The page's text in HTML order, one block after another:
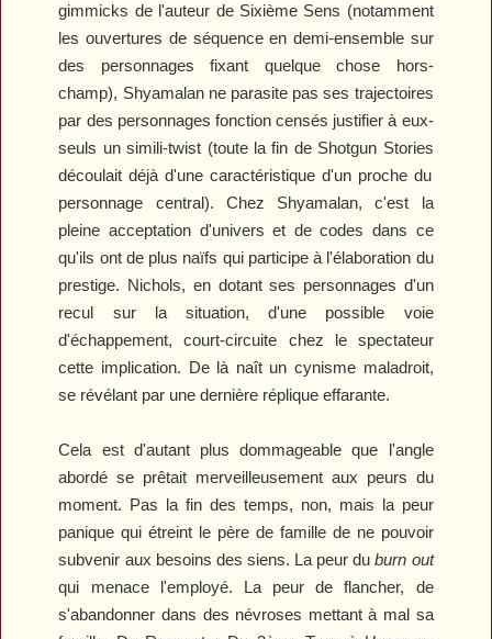
gimmicks de l'auteur de Sixième Sens (notamment
les ouvertures de séquence en demi-ensemble sur
des personnages fixant quelque chose hors-
champ), Shyamalan ne parasite pas ses trajectoires
par des personnages fonction censés justifier à eux-
seuls un simili-twist (toute la fin de Shotgun Stories
découlait déjà d'une caractéristique d'un proche du
personnage central). Chez Shyamalan, c'est la
pleine acceptation d'univers et de codes dans ce
qu'ils ont de plus naïfs qui participe à l'élaboration du
prestige. Nichols, en dotant ses personnages d'un
recul sur la situation, d'une possible voie
d'échappement, court-circuite chez le spectateur
cette implication. De là naît un cynisme maladroit,
se révélant par une dernière réplique effarante.
Cela est d'autant plus dommageable que l'angle
abordé se prêtait merveilleusement aux peurs du
moment. Pas la fin des temps, non, mais la peur
panique qui étreint le père de famille de ne pouvoir
subvenir aux besoins des siens. La peur duburn out
qui menace l'employé. La peur de flancher, de
s'abandonner dans des névroses mettant à mal sa